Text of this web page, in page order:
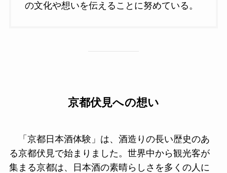
の文化や想いを伝えることに努めている。
京都伏見への想い
「京都日本酒体験」は、酒造りの長い歴史のあ
る京都伏見で始まりました。世界中から観光客が
集まる京都は、日本酒の素晴らしさを多くの人に